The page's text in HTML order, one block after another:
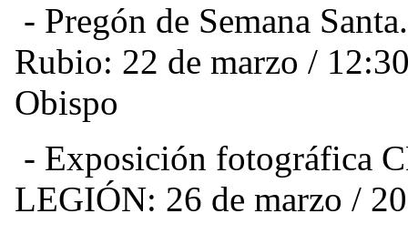
- Pregón de Semana
Rubio: 22 de marzo /
Obispo
- Exposición fotográfica
LEGIÓN: 26 de marzo /